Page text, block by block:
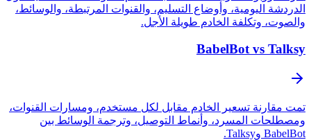
الدردشة اليومية، وأوضاع التسليم، والقنوات المرتبطة، والوسائط،
والصوت، وتكلفة الخادم طويلة الأجل.
BabelBot vs Talksy
تمت مقارنة تسعير الخادم مقابل لكل مستخدم، ومسارات القنوات،
ومصطلحات المسرد، وأنماط التوصيل، وترجمة الوسائط بين
BabelBot وTalksy.